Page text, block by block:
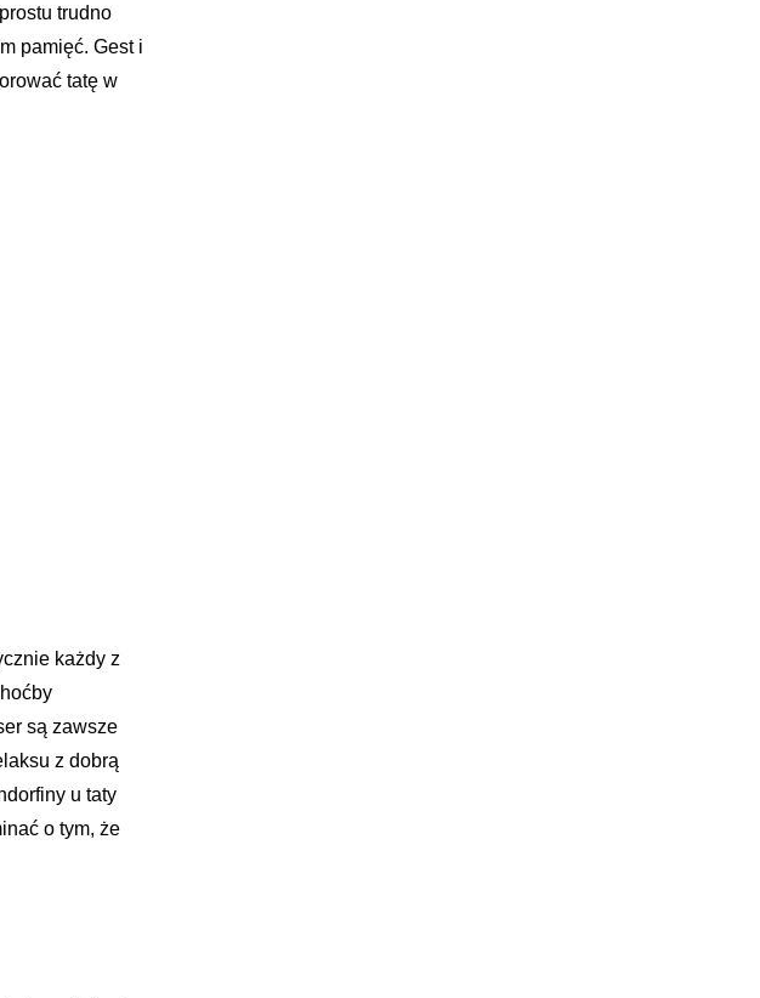
trudno
pamięć. Gest i
tatę w
każdy z
są zawsze
z dobrą
u taty
o tym, że